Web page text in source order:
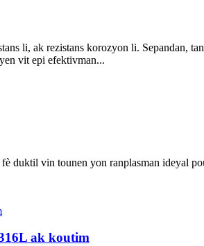
li, ak rezistans korozyon li. Sepandan,
vit epi efektivman...
duktil vin tounen yon ranplasman ideyal
ak koutim